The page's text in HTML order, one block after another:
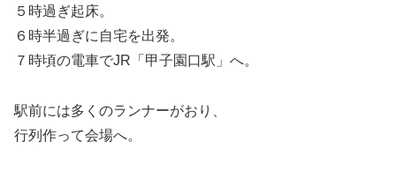
５時過ぎ起床。
６時半過ぎに自宅を出発。
７時頃の電車でJR「甲子園口駅」へ。
駅前には多くのランナーがおり、
行列作って会場へ。